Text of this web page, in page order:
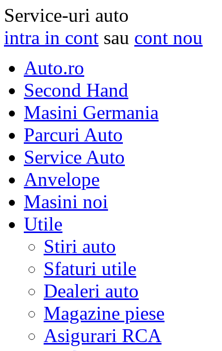
Service-uri auto
intra in cont sau cont nou
Auto.ro
Second Hand
Masini Germania
Parcuri Auto
Service Auto
Anvelope
Masini noi
Utile
Stiri auto
Sfaturi utile
Dealeri auto
Magazine piese
Asigurari RCA